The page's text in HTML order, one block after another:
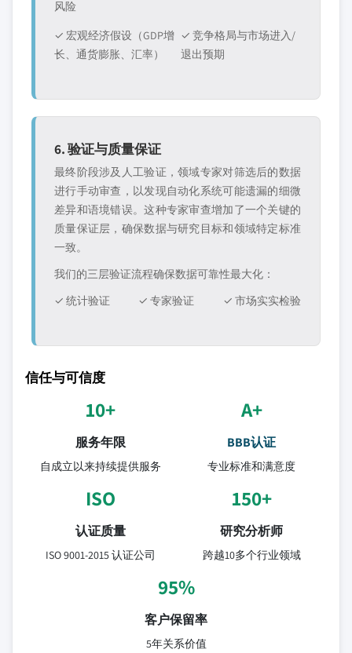
风险
✓ 宏观经济假设（GDP增
长、通货膨胀、汇率）
✓ 竞争格局与市场进入/
退出预期
6. 验证与质量保证
最终阶段涉及人工验证，领域专家对筛选后的数据
进行手动审查，以发现自动化系统可能遗漏的细微
差异和语境错误。这种专家审查增加了一个关键的
质量保证层，确保数据与研究目标和领域特定标准
一致。
我们的三层验证流程确保数据可靠性最大化：
✓ 统计验证
✓ 专家验证 ✓ 市场实实检验
信任与可信度
10+
服务年限
自成立以来持续提供服务
A+
BBB认证
专业标准和满意度
ISO
认证质量
ISO 9001-2015 认证公司
150+
研究分析师
跨越10多个行业领域
95%
客户保留率
5年关系价值